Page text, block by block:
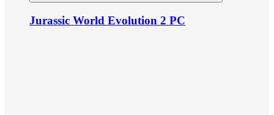
Jurassic World Evolution 2 PC